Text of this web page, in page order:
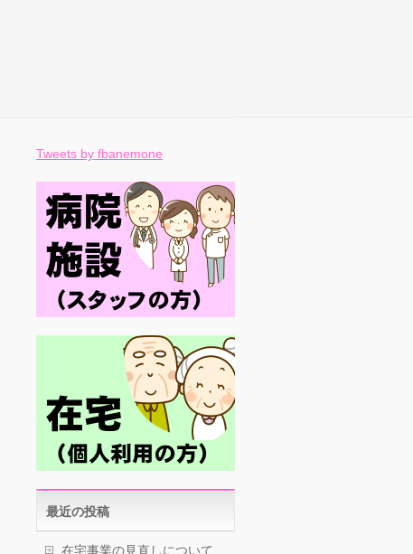
Tweets by fbanemone
最近の投稿
在宅事業の見直しについて